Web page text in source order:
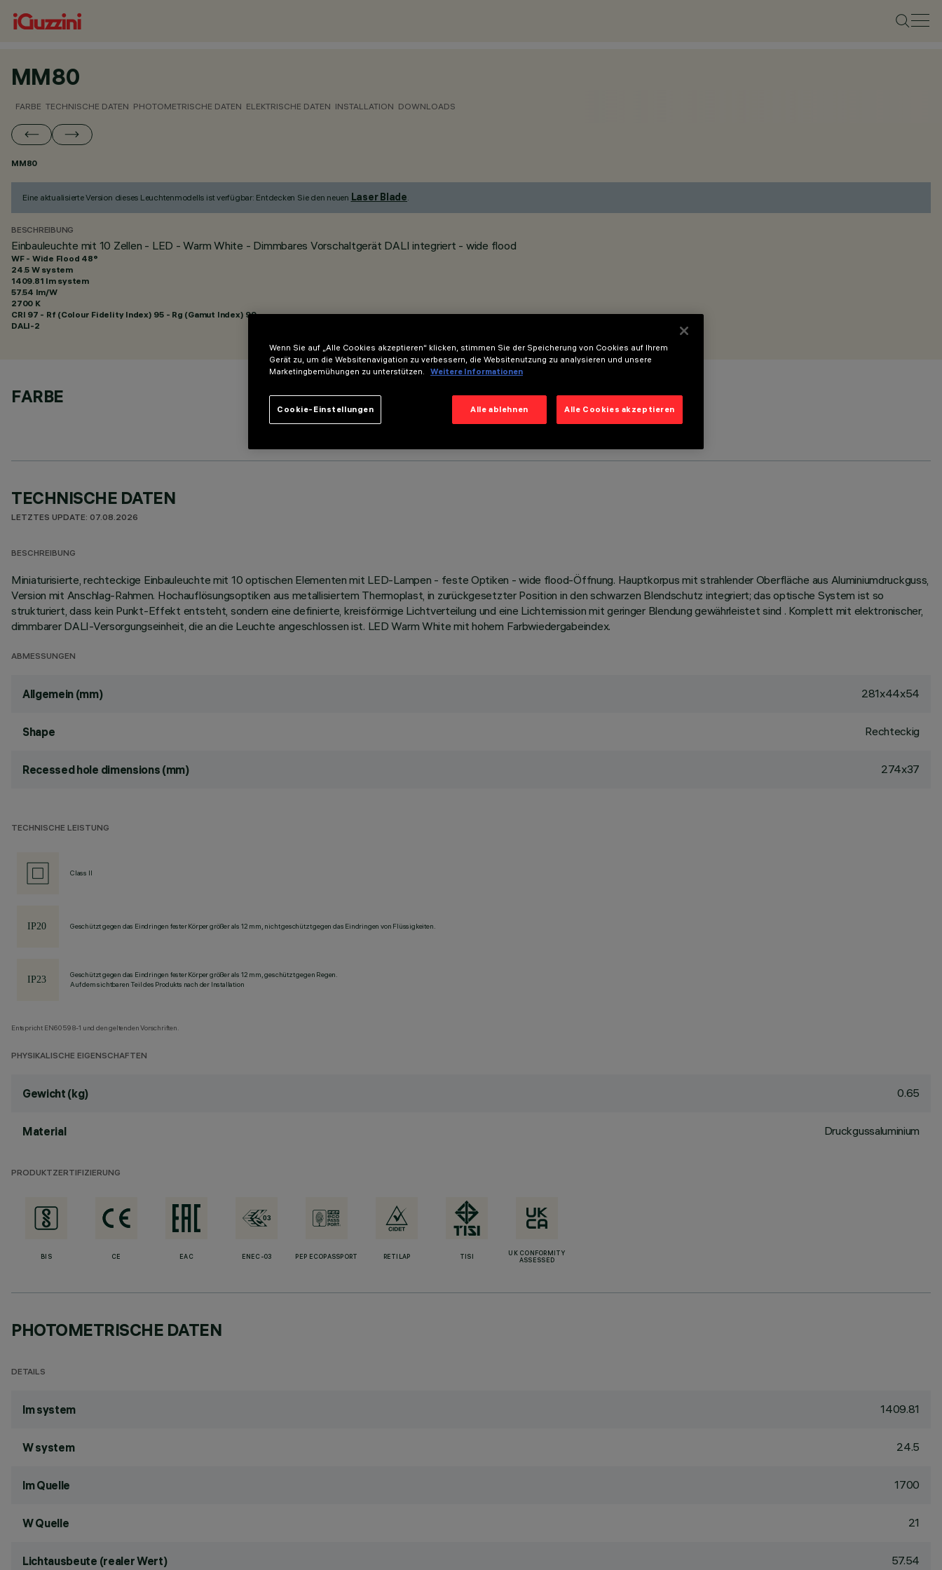
MM80
FARBE TECHNISCHE DATEN PHOTOMETRISCHE DATEN ELEKTRISCHE DATEN INSTALLATION DOWNLOADS
MM80
Eine aktualisierte Version dieses Leuchtenmodells ist verfügbar: Entdecken Sie den neuen Laser Blade.
BESCHREIBUNG
Einbauleuchte mit 10 Zellen - LED - Warm White - Dimmbares Vorschaltgerät DALI integriert - wide flood
WF - Wide Flood 48°
24.5 W system
1409.81 lm system
57.54 lm/W
2700 K
CRI 97 - Rf (Colour Fidelity Index) 95 - Rg (Gamut Index) 99
DALI-2
FARBE
TECHNISCHE DATEN
LETZTES UPDATE: 07.08.2026
BESCHREIBUNG
Miniaturisierte, rechteckige Einbauleuchte mit 10 optischen Elementen mit LED-Lampen - feste Optiken - wide flood-Öffnung. Hauptkorpus mit strahlender Oberfläche aus Aluminiumdruckguss,
Version mit Anschlag-Rahmen. Hochauflösungsoptiken aus metallisiertem Thermoplast, in zurückgesetzter Position in den schwarzen Blendschutz integriert; das optische System ist so
strukturiert, dass kein Punkt-Effekt entsteht, sondern eine definierte, kreisförmige Lichtverteilung und eine Lichtemission mit geringer Blendung gewährleistet sind . Komplett mit elektronischer,
dimmbarer DALI-Versorgungseinheit, die an die Leuchte angeschlossen ist. LED Warm White mit hohem Farbwiedergabeindex.
ABMESSUNGEN
Allgemein (mm) 281x44x54
Shape Rechteckig
Recessed hole dimensions (mm) 274x37
TECHNISCHE LEISTUNG
Class II
Geschützt gegen das Eindringen fester Körper größer als 12 mm, nicht geschützt gegen das Eindringen von Flüssigkeiten.
Geschützt gegen das Eindringen fester Körper größer als 12 mm, geschützt gegen Regen.
Auf dem sichtbaren Teil des Produkts nach der Installation
Entspricht EN60598-1 und den geltenden Vorschriften.
PHYSIKALISCHE EIGENSCHAFTEN
Gewicht (kg) 0.65
Material Druckgussaluminium
PRODUKTZERTIFIZIERUNG
BIS CE EAC ENEC-03 PEP ECOPASSPORT RETILAP TISI
UK CONFORMITY
ASSESSED
PHOTOMETRISCHE DATEN
DETAILS
lm system 1409.81
W system 24.5
lm Quelle 1700
W Quelle 21
Lichtausbeute (realer Wert) 57.54
Wenn Sie auf „Alle Cookies akzeptieren“ klicken, stimmen Sie der Speicherung von Cookies auf Ihrem
Gerät zu, um die Websitenavigation zu verbessern, die Websitenutzung zu analysieren und unsere
Marketingbemühungen zu unterstützen.
Weitere Informationen
Alle ablehnen Alle Cookies akzeptieren
Cookie-Einstellungen